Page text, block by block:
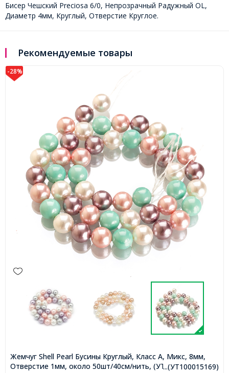
Бисер Чешский Preciosa 6/0, Непрозрачный Радужный OL,
Диаметр 4мм, Круглый, Отверстие Круглое.
Рекомендуемые товары
-28%
...(УТ100015169)
Жемчуг Shell Pearl Бусины Круглый, Класс А, Микс, 8мм,
Отверстие 1мм, около 50шт/40см/нить, (УТ100015169)